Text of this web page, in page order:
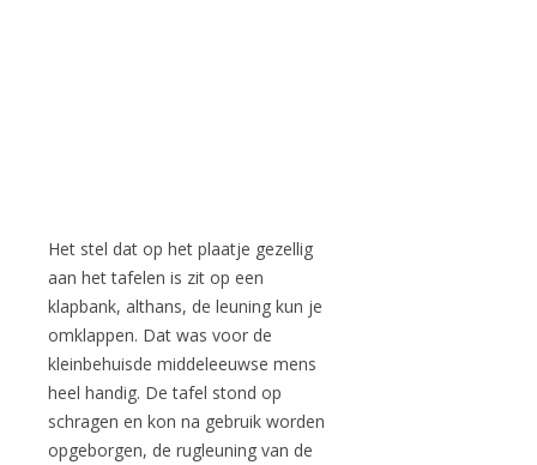
Het stel dat op het plaatje gezellig
aan het tafelen is zit op een
klapbank, althans, de leuning kun je
omklappen. Dat was voor de
kleinbehuisde middeleeuwse mens
heel handig. De tafel stond op
schragen en kon na gebruik worden
opgeborgen, de rugleuning van de